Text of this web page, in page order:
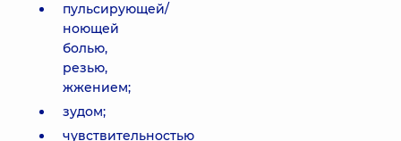
пульсирующей/
ноющей
болью,
резью,
жжением;
зудом;
чувствительностью